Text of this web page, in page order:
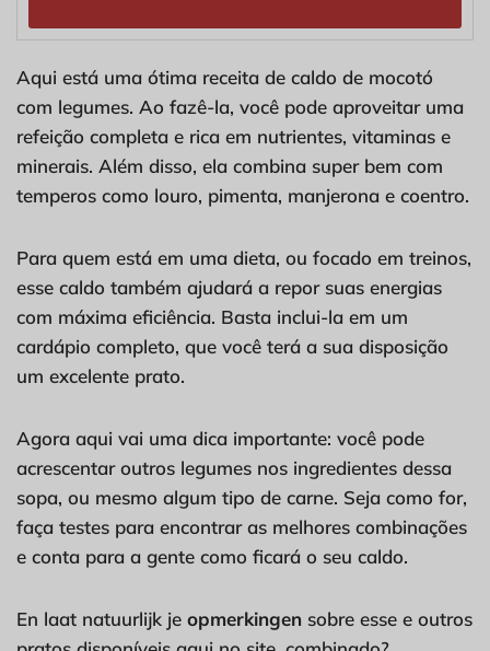
Aqui está uma ótima receita de caldo de mocotó
com legumes. Ao fazê-la, você pode aproveitar uma
refeição completa e rica em nutrientes, vitaminas e
minerais. Além disso, ela combina super bem com
temperos como louro, pimenta, manjerona e coentro.
Para quem está em uma dieta, ou focado em treinos,
esse caldo também ajudará a repor suas energias
com máxima eficiência. Basta inclui-la em um
cardápio completo, que você terá a sua disposição
um excelente prato.
Agora aqui vai uma dica importante: você pode
acrescentar outros legumes nos ingredientes dessa
sopa, ou mesmo algum tipo de carne. Seja como for,
faça testes para encontrar as melhores combinações
e conta para a gente como ficará o seu caldo.
En laat natuurlijk je opmerkingen sobre esse e outros